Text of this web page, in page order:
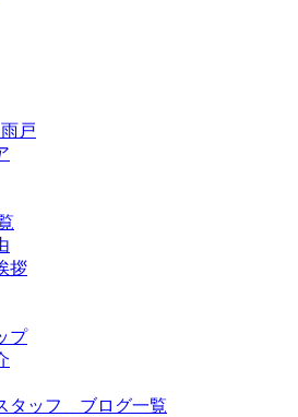
戸
拶
プ
タッフ ブログ一覧